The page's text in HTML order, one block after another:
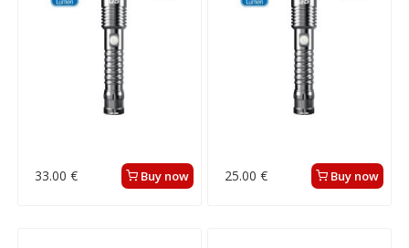
33.00 € Buy now 25.00 € Buy now